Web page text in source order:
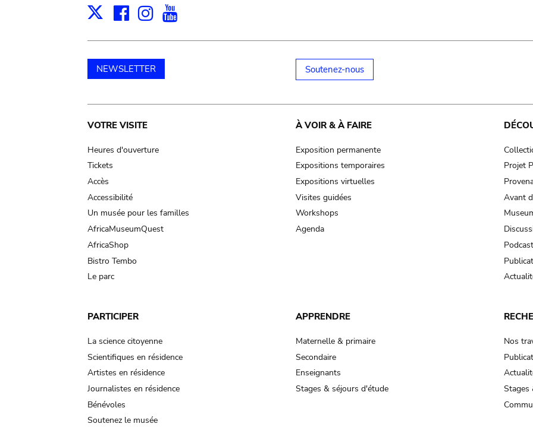
X Facebook
Instagram
NEWSLETTER Soutenez-nous
Main
navigation
VOTRE VISITE
Heures d'ouverture
Tickets
Accès
Accessibilité
Un musée pour les familles
AfricaMuseumQuest
AfricaShop
Bistro Tembo
Le parc
À VOIR & À FAIRE
Exposition permanente
Expositions temporaires
Expositions virtuelles
Visites guidées
Workshops
Agenda
Projet
Avant
PARTICIPER
La science citoyenne
Scientifiques en résidence
Artistes en résidence
Journalistes en résidence
Bénévoles
Soutenez le musée
APPRENDRE
Maternelle & primaire
Secondaire
Enseignants
Stages & séjours d'étude
Nos
Stages